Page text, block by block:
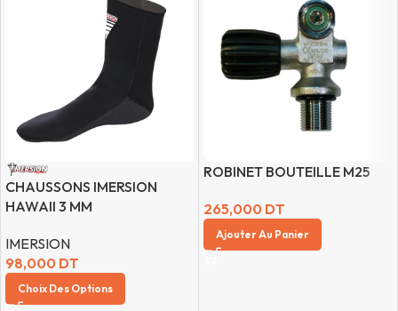
CHAUSSONS IMERSION
HAWAII 3 MM
IMERSION
98,000 DT
Choix Des Options
ROBINET BOUTEILLE M25
265,000 DT
Ajouter Au Panier